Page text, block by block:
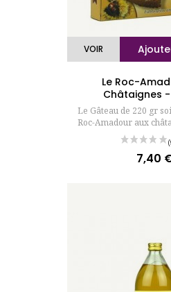
VOIR
Le Roc-
Châtaignes
Le Gâteau de 220 gr
Roc-Amadour aux
Prix
7,40